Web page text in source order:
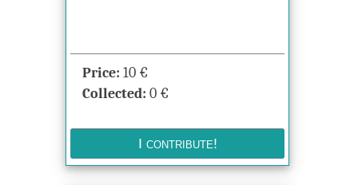
Price: 10 €
Collected: 0 €